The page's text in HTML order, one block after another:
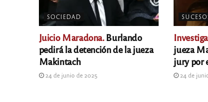
SOCIEDAD
Juicio Maradona.Burlando
pedirá la detención de la jueza
Makintach
24 de junio de 2025
jueza
jury por
24 de